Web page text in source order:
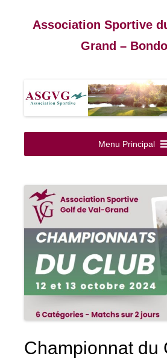
Association Sportive
Grand –
au
contenu
Menu Principal
Championnat du